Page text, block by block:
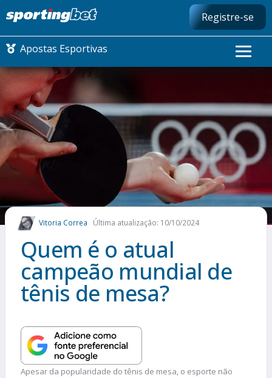
Registre-se
Apostas Esportivas
CONMEBOL LIBERTADORES
FUTEBOL NACIONAL
FUTEBOL INTERNACIONAL
COMO APOSTAR
MAIS ESPORTES
Vitoria Correa Última atualização: 10/10/2024
Quem é o atual
campeão mundial de
tênis de mesa?
Apesar da popularidade do tênis de mesa, o esporte não